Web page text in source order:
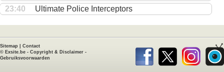
23:40
Ultimate Police Interceptors
Sitemap
Contact
© Exsite.be - Copyright & Disclaimer -
Gebruiksvoorwaarden